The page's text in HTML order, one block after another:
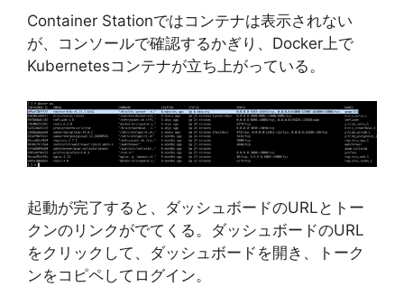
Container Stationではコンテナは表示されない
が、コンソールで確認するかぎり、Docker上で
Kubernetesコンテナが立ち上がっている。
起動が完了すると、ダッシュボードのURLとトー
クンのリンクがでてくる。ダッシュボードのURL
をクリックして、ダッシュボードを開き、トーク
ンをコピペしてログイン。